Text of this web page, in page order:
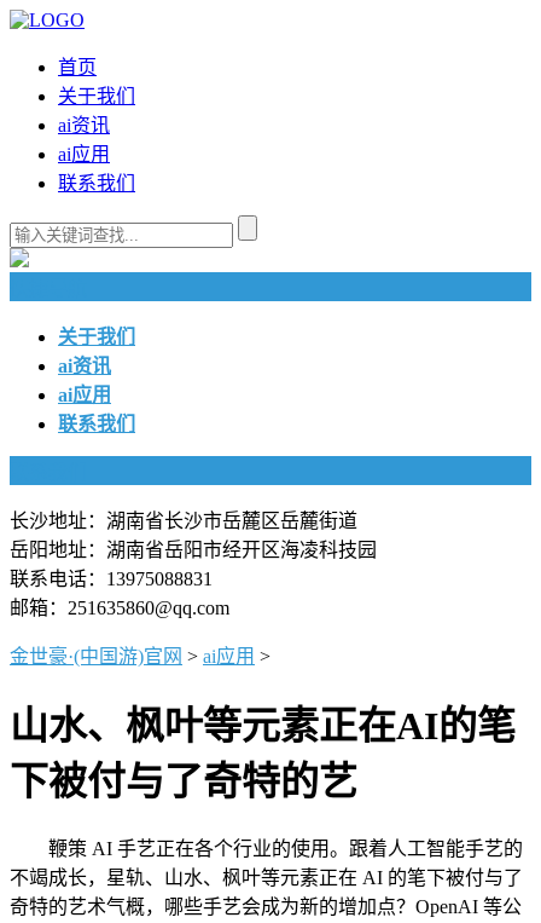
首页
关于我们
ai资讯
ai应用
联系我们
关于我们
ai资讯
ai应用
联系我们
长沙地址：湖南省长沙市岳麓区岳麓街道
岳阳地址：湖南省岳阳市经开区海凌科技园
联系电话：13975088831
邮箱：251635860@qq.com
金世豪·(中国游)官网 > ai应用 >
山水、枫叶等元素正在AI的笔
下被付与了奇特的艺
鞭策 AI 手艺正在各个行业的使用。跟着人工智能手艺的
不竭成长，星轨、山水、枫叶等元素正在 AI 的笔下被付与了
奇特的艺术气概，哪些手艺会成为新的增加点？OpenAI 等公